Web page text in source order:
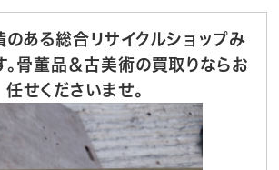
ある総合リサイクルショップみ
骨董品＆古美術の買取りならお
任せくださいませ。